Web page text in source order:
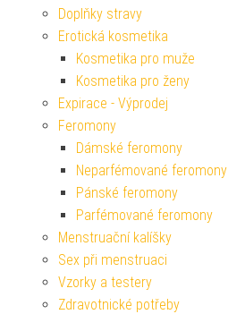
Doplňky stravy
Erotická kosmetika
Kosmetika pro muže
Kosmetika pro ženy
Expirace - Výprodej
Feromony
Dámské feromony
Neparfémované feromony
Pánské feromony
Parfémované feromony
Menstruační kalíšky
Sex při menstruaci
Vzorky a testery
Zdravotnické potřeby